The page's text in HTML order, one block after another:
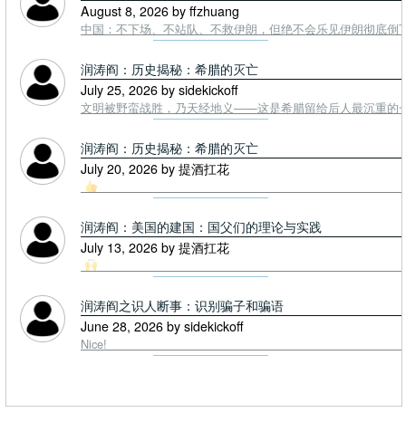
August 8, 2026 by ffzhuang
中国：不下场、不站队、不救伊朗，但绝不会乐见伊朗彻底
润涛阎：历史揭秘：希腊的灭亡
July 25, 2026 by sidekickoff
文明被野蛮战胜，乃天经地义——这是希腊留给后人最沉重的
润涛阎：历史揭秘：希腊的灭亡
July 20, 2026 by 提酒扛花
润涛阎：美国的建国：国父们的理论与实践
July 13, 2026 by 提酒扛花
润涛阎之识人断事：识别骗子和骗语
June 28, 2026 by sidekickoff
Nice!